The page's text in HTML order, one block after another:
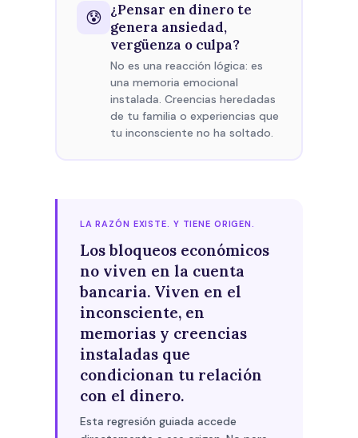
😰 ¿Pensar en dinero te
genera ansiedad,
vergüenza o culpa?
No es una reacción lógica: es
una memoria emocional
instalada. Creencias heredadas
de tu familia o experiencias que
tu inconsciente no ha soltado.
LA RAZÓN EXISTE. Y TIENE ORIGEN.
Los bloqueos económicos
no viven en la cuenta
bancaria. Viven en el
inconsciente, en
memorias y creencias
instaladas que
condicionan tu relación
con el dinero.
Esta regresión guiada accede